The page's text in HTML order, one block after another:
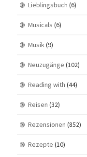
Lieblingsbuch (6)
Musicals (6)
Musik(9)
Neuzugänge (102)
Reading with (44)
Reisen (32)
Rezensionen (852)
Rezepte (10)